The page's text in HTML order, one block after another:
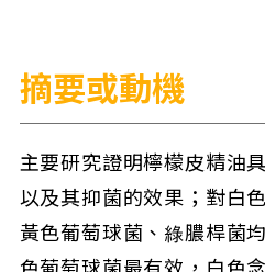
摘要或動機
主要研究證明檸檬皮精油
以及其抑菌的效果；對白
黃色葡萄球菌、綠膿桿菌